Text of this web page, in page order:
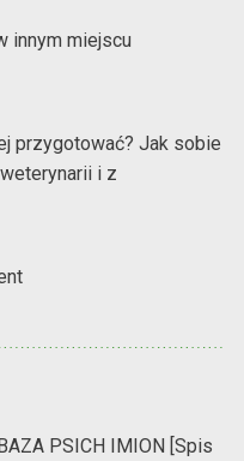
innym miejscu
przygotować? Jak sobie
i z
PSICH IMION [Spis